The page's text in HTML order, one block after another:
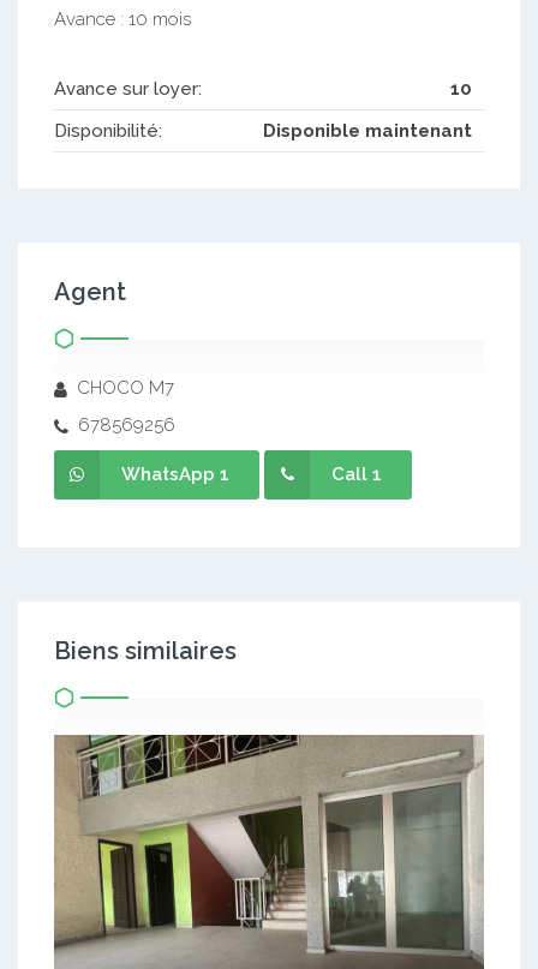
Avance : 10 mois
Avance sur loyer:
10
Disponibilité:
Disponible maintenant
Agent
CHOCO M7
678569256
WhatsApp 1 Call 1
Biens similaires